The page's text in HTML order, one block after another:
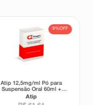
9%OFF
Atip 12,5mg/ml Pó para
Suspensão Oral 60ml +
Seringa Dosadora
Atip